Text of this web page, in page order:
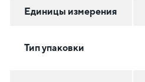
Единицы измерения
Тип упаковки